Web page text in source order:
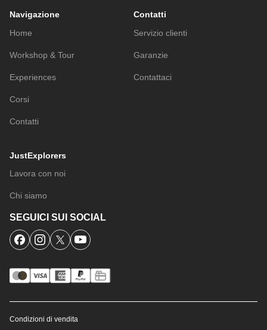
Navigazione
Home
Workshop & Tour
Experiences
Corsi
Contatti
Contatti
Servizio clienti
Garanzie
Contattaci
JustExplorers
Lavora con noi
Chi siamo
SEGUICI SUI SOCIAL
Condizioni di vendita